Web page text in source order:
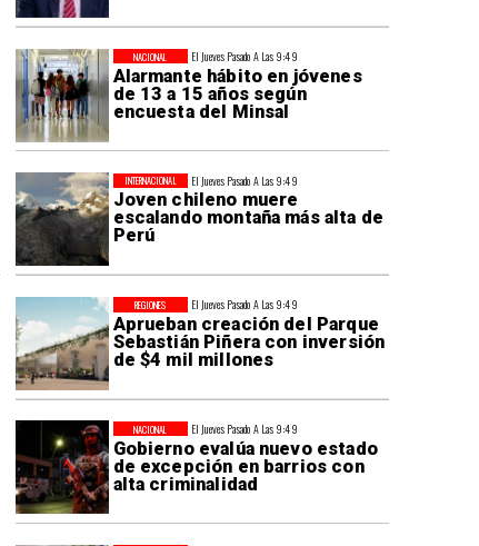
El Jueves Pasado A Las 9:49
Alarmante hábito en jóvenes
de 13 a 15 años según
encuesta del Minsal
NACIONAL
El Jueves Pasado A Las 9:49
Joven chileno muere
escalando montaña más alta de
Perú
INTERNACIONAL
El Jueves Pasado A Las 9:49
Aprueban creación del Parque
Sebastián Piñera con inversión
de $4 mil millones
REGIONES
El Jueves Pasado A Las 9:49
Gobierno evalúa nuevo estado
de excepción en barrios con
alta criminalidad
NACIONAL